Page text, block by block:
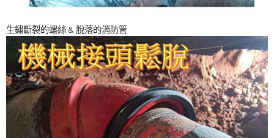
生鏽斷裂的螺絲 & 脫落的消防管